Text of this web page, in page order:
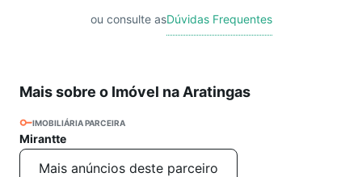
ou consulte asDúvidas Frequentes
Mais sobre o Imóvel na Aratingas
IMOBILIÁRIA PARCEIRA
Mirantte
Mais anúncios deste parceiro